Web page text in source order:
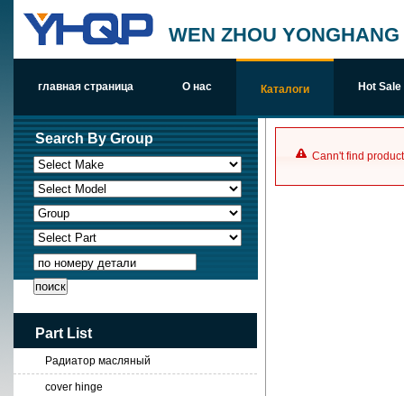
WEN ZHOU
главная страница О нас Каталоги Hot Sale
Cann't find
Search By Group
по номеру детали
Part List
Радиатор масляный
cover hinge